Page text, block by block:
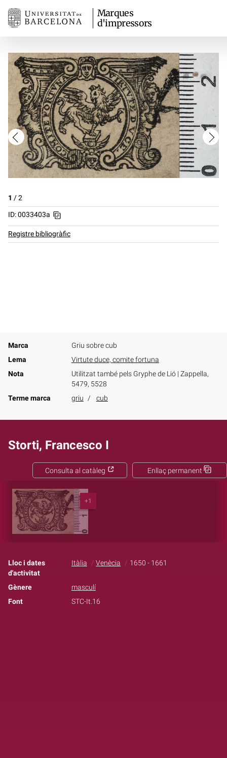
Marques
d'impressors
1 /2
ID: 0033403a
Registre bibliogràfic
Marca
Griu sobre cub
Lema
Virtute duce, comite fortuna
Nota
Utilitzat també pels Gryphe de Lió | Zappella,
5479, 5528
Terme marca
griu cub
Storti, Francesco I
Enllaç permanent
Consulta al catàleg
+1
Lloc i dates
d'activitat
Itàlia Venècia 1650 - 1661
Gènere
masculí
Font
STC-It.16